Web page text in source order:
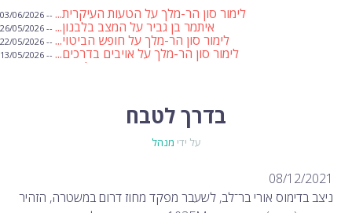
לימור סון הר-מלך על הטעות העיקרית... -- 03/06/2026
איתמר בן גביר על המצב בלבנון... -- 26/05/2026
לימור סון הר-מלך על חופש הביטוי... -- 22/05/2026
לימור סון הר-מלך על אויבים בדרכים... -- 13/05/2026
שבועת אמונים לדעאש
לימור סון הר-מלך על חוק...
מיכאל בן ארי על פרשת הת...
מיכאל בן ארי על פרשת הת...
השר בן גביר במקום נפילת הטיל....
מיכאל בן ארי על פרשת השבוע ...-- 13/03/2026
בדרך לטבח
על ידי מנהל
08/12/2021
ניצב בדימוס אורי בר־לב, לשעבר מפקד מחוז דרום במשטרה, הזהיר